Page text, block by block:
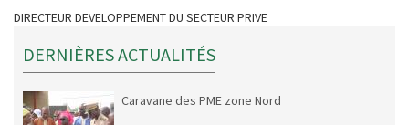
DIRECTEUR DEVELOPPEMENT DU SECTEUR PRIVE
DERNIÈRES ACTUALITÉS
Caravane des PME zone Nord